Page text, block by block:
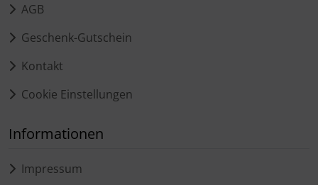
AGB
Geschenk-Gutschein
Kontakt
Cookie Einstellungen
Informationen
Impressum